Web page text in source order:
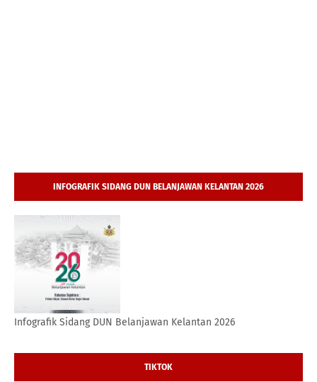
INFOGRAFIK SIDANG DUN BELANJAWAN KELANTAN 2026
Infografik Sidang DUN Belanjawan Kelantan 2026
TIKTOK